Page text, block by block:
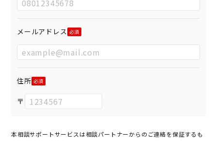
メールアドレス
住所
〒
本相談サポートサービスは相談パートナーからのご連絡を保証するも